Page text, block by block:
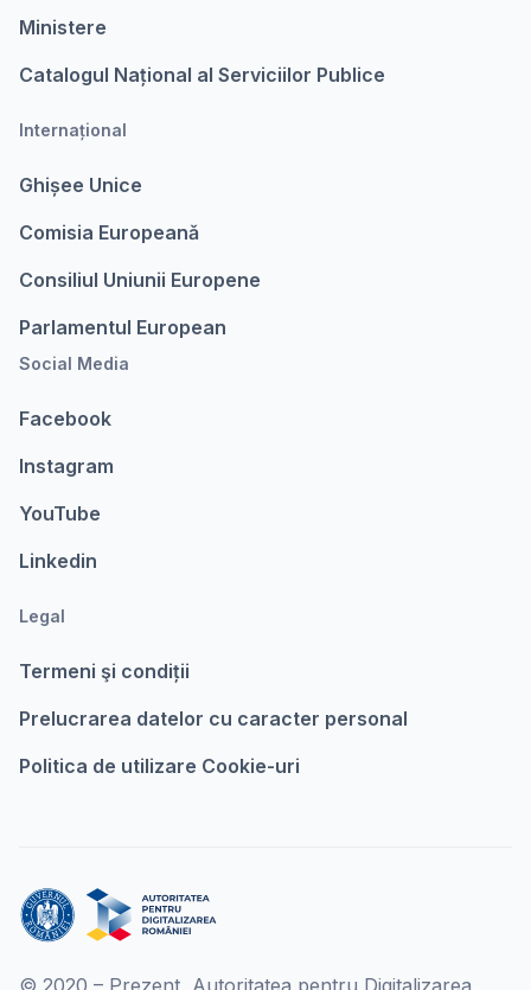
Ministere
Catalogul Național al Serviciilor Publice
Internațional
Ghișee Unice
Comisia Europeanǎ
Consiliul Uniunii Europene
Parlamentul European
Social Media
Facebook
Instagram
YouTube
Linkedin
Legal
Termeni şi condiții
Prelucrarea datelor cu caracter personal
Politica de utilizare Cookie-uri
© 2020 – Prezent, Autoritatea pentru Digitalizarea